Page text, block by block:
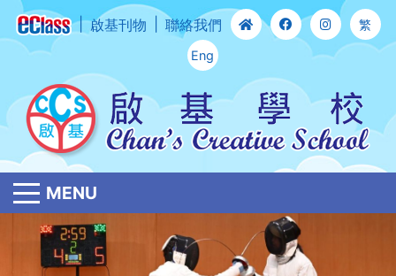
啟基刊物 聯絡我們 繁
Eng
MENU